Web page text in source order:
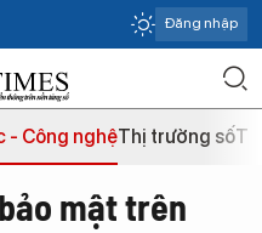
Đăng nhập
- Công nghệThị trường số
mật trên